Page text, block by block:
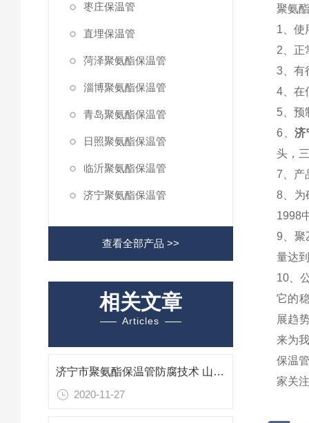
枣庄保温管
直埋保温管
菏泽聚氨酯保温管
淄博聚氨酯保温管
青岛聚氨酯保温管
日照聚氨酯保温管
临沂聚氨酯保温管
济宁聚氨酯保温管
查看全部产品 >>
相关文章
Articles
济宁市聚氨酯保温管防腐技术 山东专业防腐保温材料
2020-11-27
聚氨
1、使
2、正
3、有
4、在
5、预
6、济
头，
7、产
8、为
1998
9、聚
量达
10、
它的
展趋
来为
保温
家关